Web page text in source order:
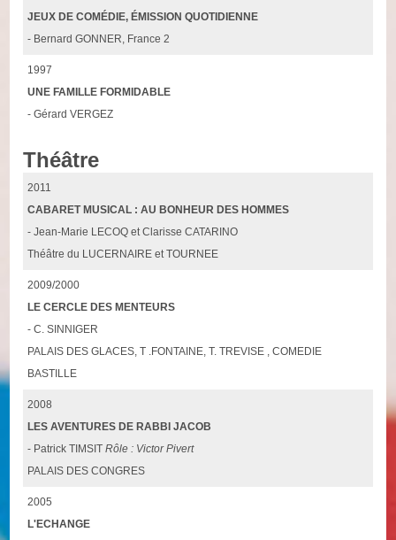
JEUX DE COMÉDIE, ÉMISSION QUOTIDIENNE
- Bernard GONNER, France 2
1997
UNE FAMILLE FORMIDABLE
- Gérard VERGEZ
Théâtre
2011
CABARET MUSICAL : AU BONHEUR DES HOMMES
- Jean-Marie LECOQ et Clarisse CATARINO
Théâtre du LUCERNAIRE et TOURNEE
2009/2000
LE CERCLE DES MENTEURS
- C. SINNIGER
PALAIS DES GLACES, T .FONTAINE, T. TREVISE , COMEDIE
BASTILLE
2008
LES AVENTURES DE RABBI JACOB
- Patrick TIMSITRôle : Victor Pivert
PALAIS DES CONGRES
2005
L'ECHANGE